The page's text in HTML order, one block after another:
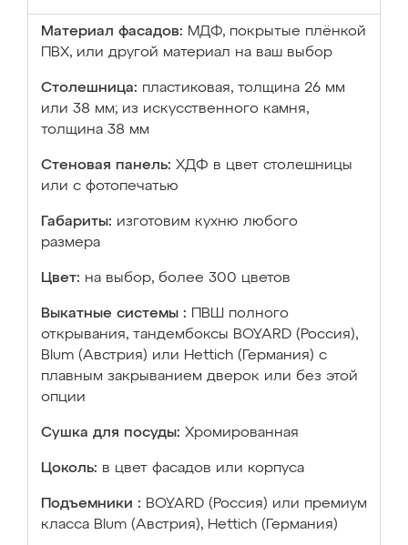
Материал фасадов: МДФ, покрытые плёнкой
ПВХ, или другой материал на ваш выбор
Столешница: пластиковая, толщина 26 мм
или 38 мм; из искусственного камня,
толщина 38 мм
Стеновая панель: ХДФ в цвет столешницы
или с фотопечатью
Габариты: изготовим кухню любого
размера
Цвет: на выбор, более 300 цветов
Выкатные системы :
ПВШ полного
открывания, тандембоксы BOYARD (Россия),
Blum (Австрия) или Hettich (Германия) с
плавным закрыванием дверок или без этой
опции
Сушка для посуды: Хромированная
Цоколь: в цвет фасадов или корпуса
Подъемники : BOYARD (Россия) или премиум
класса Blum (Австрия), Hettich (Германия)